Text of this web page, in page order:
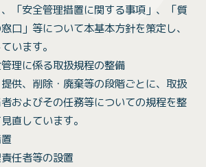
「安全管理措置に関する事項」、「質
口」等について本基本方針を策定し、
います。
理に係る取扱規程の整備
供、削除・廃棄等の段階ごとに、取扱
およびその任務等についての規程を整
直しています。
任者等の設置